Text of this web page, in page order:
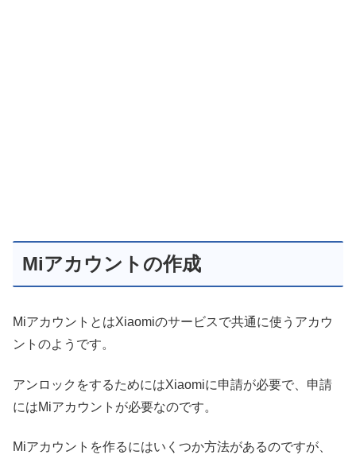
Miアカウントの作成
MiアカウントとはXiaomiのサービスで共通に使うアカウ
ントのようです。
アンロックをするためにはXiaomiに申請が必要で、申請
にはMiアカウントが必要なのです。
Miアカウントを作るにはいくつか方法があるのですが、